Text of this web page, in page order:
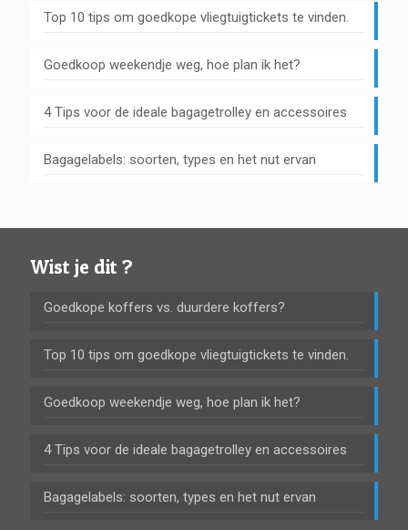
Top 10 tips om goedkope vliegtuigtickets te vinden.
Goedkoop weekendje weg, hoe plan ik het?
4 Tips voor de ideale bagagetrolley en accessoires
Bagagelabels: soorten, types en het nut ervan
Wist je dit ?
Goedkope koffers vs. duurdere koffers?
Top 10 tips om goedkope vliegtuigtickets te vinden.
Goedkoop weekendje weg, hoe plan ik het?
4 Tips voor de ideale bagagetrolley en accessoires
Bagagelabels: soorten, types en het nut ervan